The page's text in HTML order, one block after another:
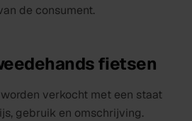
de consument.
fietsen
verkocht met een staat
gebruik en omschrijving.